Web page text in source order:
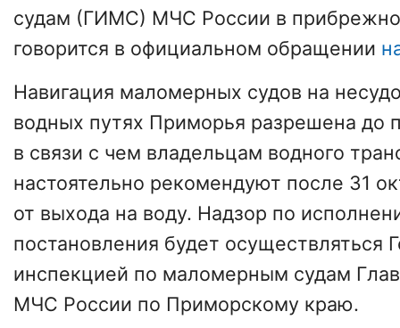
судам (ГИМС) МЧС России в
говорится в официальном обращении
Навигация маломерных судов на
водных путях Приморья разрешена до
в связи с чем владельцам водного
настоятельно рекомендуют после 31
от выхода на воду. Надзор по
постановления будет осуществляться
инспекцией по маломерным судам
МЧС России по Приморскому краю.